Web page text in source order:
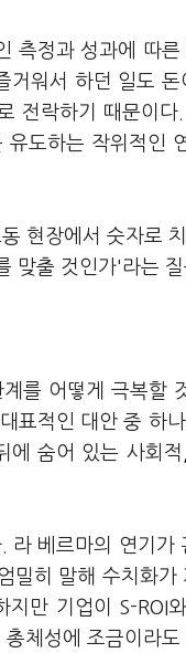
측정과 성과에 따
워서 하던 일도
전락하기 때문이
유도하는 작위적인
현장에서 숫자로
맞출 것인가'라는
를 어떻게 극복할
표적인 대안 중
에 숨어 있는 사회
라 베르마의 연기
밀히 말해 수치화
지만 기업이 S-ROI
체성에 조금이라도